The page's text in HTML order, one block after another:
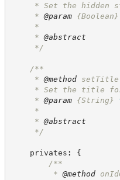
* Set the hidden
* @param {Boolean}
*
* @abstract
*/
/**
* @method setTitle
* Set the title for
* @param {String}
*
* @abstract
*/
privates :
{
/**
* @method